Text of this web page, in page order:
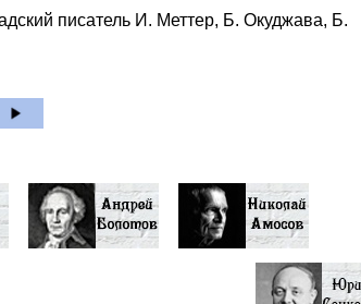
писатель И. Меттер, Б. Окуджава, Б.